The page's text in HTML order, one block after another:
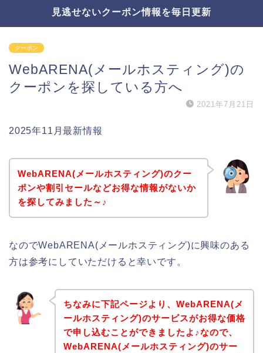
見逃せないクーポン情報を毎日更新
クーポン
WebARENA(メールホスティング)の
クーポンを探している方へ
2021年7月21日
2025年11月最新情報
WebARENA(メールホスティング)のクー
ポンや割引セールなどお得な情報がないか
を探してみました～♪
なのでWebARENA(メールホスティング)に興味のある
方は参考にしていただけると幸いです。
ちなみに下記ページより、WebARENA(メ
ールホスティング)のサービスがお得な価格
で申し込むことができましたよ♪なので、
WebARENA(メールホスティング)のサー